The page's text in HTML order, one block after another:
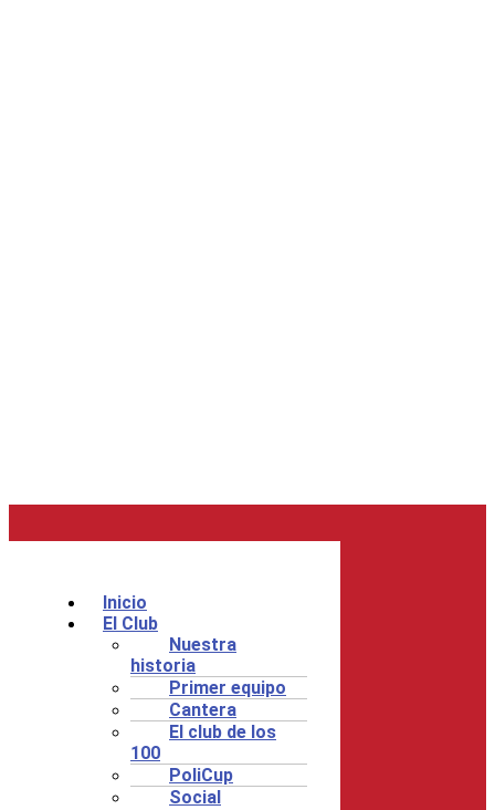
Inicio
El Club
Nuestra
historia
Primer equipo
Cantera
El club de los
100
PoliCup
Social